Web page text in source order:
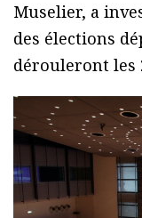
Muselier, a
des élections
dérouleront les